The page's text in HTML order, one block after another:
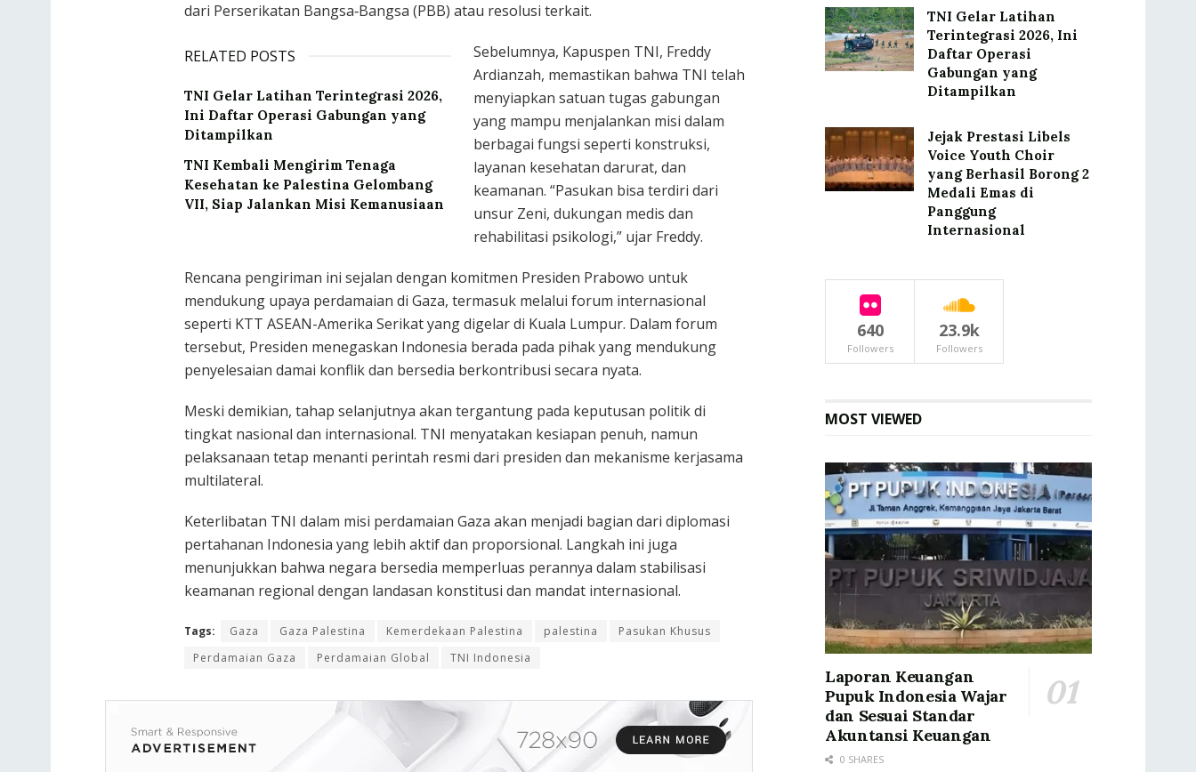
dari Perserikatan Bangsa‑Bangsa (PBB) atau resolusi terkait.
RELATED POSTS
TNI Gelar Latihan Terintegrasi 2026,
Ini Daftar Operasi Gabungan yang
Ditampilkan
TNI Kembali Mengirim Tenaga
Kesehatan ke Palestina Gelombang
VII, Siap Jalankan Misi Kemanusiaan
Sebelumnya, Kapuspen TNI, Freddy
Ardianzah, memastikan bahwa TNI telah
menyiapkan satuan tugas gabungan
yang mampu menjalankan misi dalam
berbagai fungsi seperti konstruksi,
layanan kesehatan darurat, dan
keamanan. “Pasukan bisa terdiri dari
unsur Zeni, dukungan medis dan
rehabilitasi psikologi,” ujar Freddy.
Rencana pengiriman ini sejalan dengan komitmen Presiden Prabowo untuk
mendukung upaya perdamaian di Gaza, termasuk melalui forum internasional
seperti KTT ASEAN-Amerika Serikat yang digelar di Kuala Lumpur. Dalam forum
tersebut, Presiden menegaskan Indonesia berada pada pihak yang mendukung
penyelesaian damai konflik dan bersedia berkontribusi secara nyata.
Meski demikian, tahap selanjutnya akan tergantung pada keputusan politik di
tingkat nasional dan internasional. TNI menyatakan kesiapan penuh, namun
pelaksanaan tetap menanti perintah resmi dari presiden dan mekanisme kerjasama
multilateral.
Keterlibatan TNI dalam misi perdamaian Gaza akan menjadi bagian dari diplomasi
pertahanan Indonesia yang lebih aktif dan proporsional. Langkah ini juga
menunjukkan bahwa negara bersedia memperluas perannya dalam stabilisasi
keamanan regional dengan landasan konstitusi dan mandat internasional.
Tags: Gaza Gaza Palestina Kemerdekaan Palestina palestina
Pasukan Khusus
Perdamaian Gaza
Perdamaian Global TNI Indonesia
TNI Gelar Latihan
Terintegrasi 2026, Ini
Daftar Operasi
Gabungan yang
Ditampilkan
Jejak Prestasi Libels
Voice Youth Choir
yang Berhasil Borong 2
Medali Emas di
Panggung
Internasional
640
Followers
23.9k
Followers
MOST VIEWED
Laporan Keuangan
Pupuk Indonesia Wajar
dan Sesuai Standar
Akuntansi Keuangan
0 SHARES